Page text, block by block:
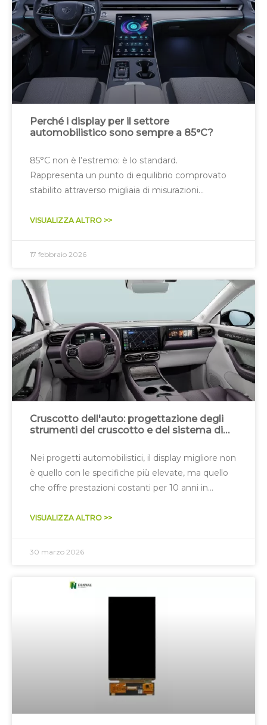
Perché i display per il settore
automobilistico sono sempre a 85°C?
85°C non è l’estremo: è lo standard.
Rappresenta un punto di equilibrio comprovato
stabilito attraverso migliaia di misurazioni
prestazioni, durata e costi.
VISUALIZZA ALTRO >>
17 febbraio 2026
Cruscotto dell'auto: progettazione degli
strumenti del cruscotto e del sistema di
Nei progetti automobilistici, il display migliore non
è quello con le specifiche più elevate, ma quello
che offre prestazioni costanti per 10 anni in
VISUALIZZA ALTRO >>
30 marzo 2026